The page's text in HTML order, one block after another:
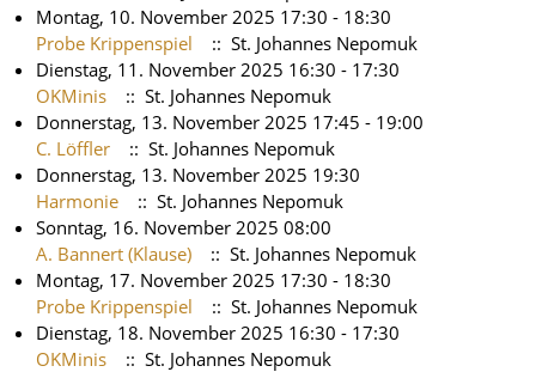
Montag, 10. November 2025 17:30 - 18:30
Probe Krippenspiel
:: St. Johannes Nepomuk
Dienstag, 11. November 2025 16:30 - 17:30
OKMinis
:: St. Johannes Nepomuk
Donnerstag, 13. November 2025 17:45 - 19:00
C. Löffler
:: St. Johannes Nepomuk
Donnerstag, 13. November 2025 19:30
Harmonie
:: St. Johannes Nepomuk
Sonntag, 16. November 2025 08:00
A. Bannert (Klause)
:: St. Johannes Nepomuk
Montag, 17. November 2025 17:30 - 18:30
Probe Krippenspiel
:: St. Johannes Nepomuk
Dienstag, 18. November 2025 16:30 - 17:30
OKMinis
:: St. Johannes Nepomuk